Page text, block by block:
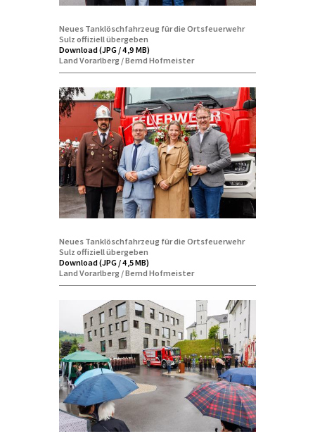
Neues Tanklöschfahrzeug für die Ortsfeuerwehr
Sulz offiziell übergeben
Download (JPG / 4,9 MB)
Land Vorarlberg / Bernd Hofmeister
Neues Tanklöschfahrzeug für die Ortsfeuerwehr
Sulz offiziell übergeben
Download (JPG / 4,5 MB)
Land Vorarlberg / Bernd Hofmeister